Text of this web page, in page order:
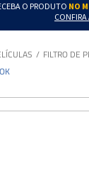
O PRODUTO NO
CONFIRA
FILTRO DE